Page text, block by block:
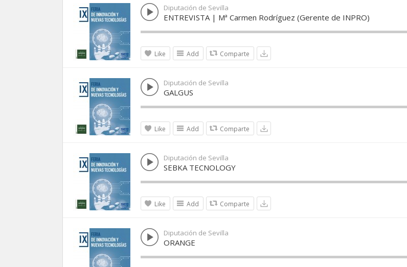
Diputación de Sevilla
ENTREVISTA | Mª Carmen Rodríguez (Gerente de INPRO)
Like Add Comparte
Diputación de Sevilla
GALGUS
Like Add Comparte
Diputación de Sevilla
SEBKA TECNOLOGY
Like Add Comparte
Diputación de Sevilla
ORANGE